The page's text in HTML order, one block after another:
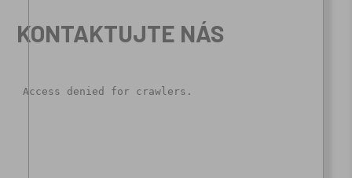
KONTAKTUJTE NÁS